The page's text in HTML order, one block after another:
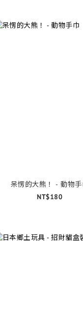
呆愣的大熊！ - 動物手
NT$180